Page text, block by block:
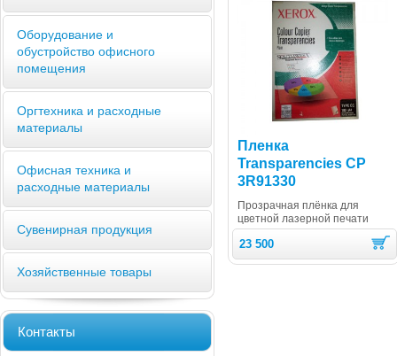
Оборудование и
обустройство офисного
помещения
Оргтехника и расходные
материалы
Офисная техника и
расходные материалы
Сувенирная продукция
Хозяйственные товары
Контакты
Пленка
Transparencies CP
3R91330
Прозрачная плёнка для
цветной лазерной печати
23 500